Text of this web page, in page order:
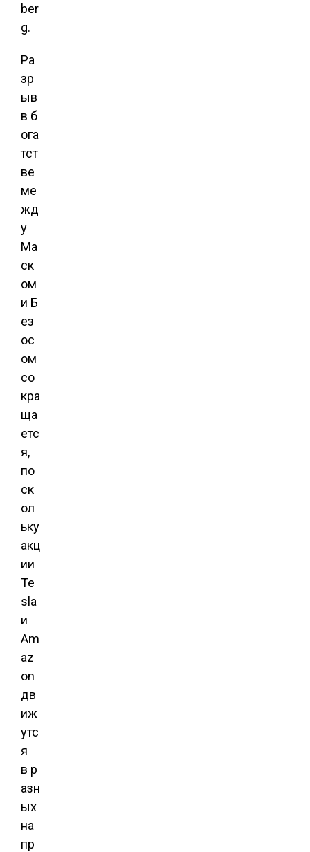
ber
g.
Ра
зр
ыв
в б
ога
тст
ве
ме
жд
у
Ма
ск
ом
и Б
ез
ос
ом
со
кра
ща
етс
я,
по
ск
ол
ьку
акц
ии
Te
sla
и
Am
az
on
дв
иж
утс
я
в р
азн
ых
на
пр